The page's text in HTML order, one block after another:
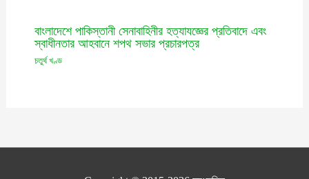
বাংলাদেশে পাকিস্তানী সেনাবাহিনীর হত্যাযজ্ঞের প্রতিবাদে এবং
স্বাধীনতার আহবানে শপথ সভার প্রচারপত্র
চতুর্থ খণ্ড